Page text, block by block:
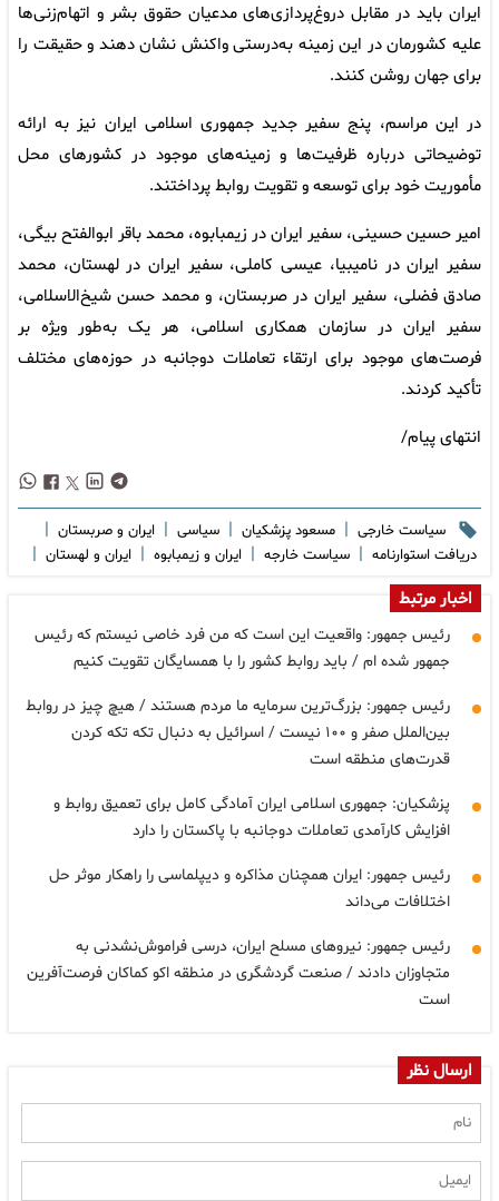
ایران باید در مقابل دروغ‌پردازی‌های مدعیان حقوق بشر و اتهام‌زنی‌ها
علیه کشورمان در این زمینه به‌درستی واکنش نشان دهند و حقیقت را
برای جهان روشن کنند.
در این مراسم، پنج سفیر جدید جمهوری اسلامی ایران نیز به ارائه
توضیحاتی درباره ظرفیت‌ها و زمینه‌های موجود در کشورهای محل
مأموریت خود برای توسعه و تقویت روابط پرداختند.
امیر حسین حسینی، سفیر ایران در زیمبابوه، محمد باقر ابوالفتح بیگی،
سفیر ایران در نامیبیا، عیسی کاملی، سفیر ایران در لهستان، محمد
صادق فضلی، سفیر ایران در صربستان، و محمد حسن شیخ‌الاسلامی،
سفیر ایران در سازمان همکاری اسلامی، هر یک به‌طور ویژه بر
فرصت‌های موجود برای ارتقاء تعاملات دوجانبه در حوزه‌های مختلف
تأکید کردند.
انتهای پیام/
سیاست خارجی | مسعود پزشکیان | سیاسی | ایران و صربستان |
دریافت استوارنامه | سیاست خارجه | ایران و زیمبابوه | ایران و لهستان |
اخبار مرتبط
رئیس جمهور: واقعیت این است که من فرد خاصی نیستم که رئیس
جمهور شده ام / باید روابط کشور را با همسایگان تقویت کنیم
رئیس جمهور: بزرگ‌ترین سرمایه ما مردم هستند / هیچ چیز در روابط
بین‌الملل صفر و ۱۰۰ نیست / اسرائیل به دنبال تکه تکه کردن
قدرت‌های منطقه است
پزشکیان: جمهوری اسلامی ایران آمادگی کامل برای تعمیق روابط و
افزایش کارآمدی تعاملات دوجانبه با پاکستان را دارد
رئیس جمهور: ایران همچنان مذاکره و دیپلماسی را راهکار موثر حل
اختلافات می‌داند
رئیس جمهور: نیروهای مسلح ایران، درسی فراموش‌نشدنی به
متجاوزان دادند / صنعت گردشگری در منطقه اکو کماکان فرصت‌آفرین
است
ارسال نظر